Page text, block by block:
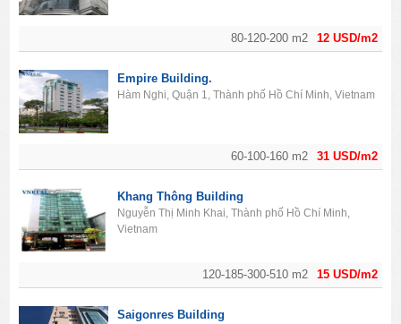
12 USD/m2
80-120-200 m2
31 USD/m2
60-100-160 m2
Empire Building.
Hàm Nghi, Quận 1, Thành phố Hồ Chí Minh, Vietnam
15 USD/m2
120-185-300-510 m2
Khang Thông Building
Nguyễn Thị Minh Khai, Thành phố Hồ Chí Minh,
Vietnam
Saigonres Building